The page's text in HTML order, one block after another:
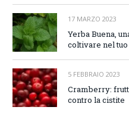
17 MARZO 2023
Yerba Buena,
coltivare nel
5 FEBBRAIO 2023
Cramberry:
contro la cistite